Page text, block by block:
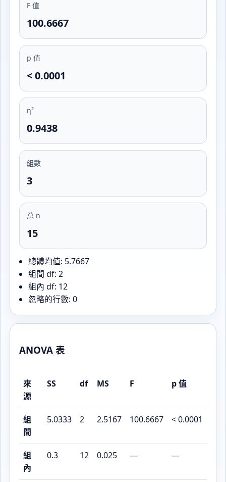
F 值
100.6667
p 值
< 0.0001
η²
0.9438
組數
3
总 n
15
總體均值: 5.7667
組間 df: 2
組內 df: 12
忽略的行數: 0
ANOVA 表
來
源
SS df MS F p 值
組
間
5.0333 2 2.5167 100.6667 < 0.0001
組
內
0.3 12 0.025 — —